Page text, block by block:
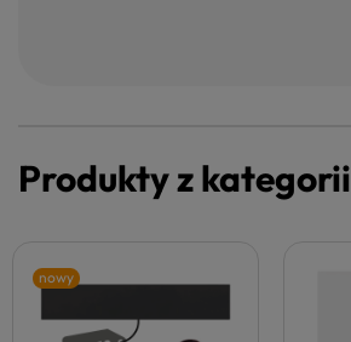
Produkty z kategorii
nowy